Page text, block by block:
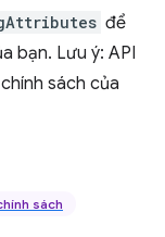
để
bạn. Lưu ý: API
sách của
sách